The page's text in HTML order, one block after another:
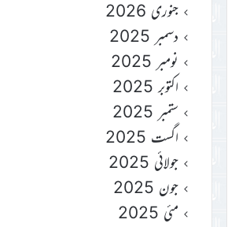
جنوری 2026
دسمبر 2025
نومبر 2025
اکتوبر 2025
ستمبر 2025
اگست 2025
جولائی 2025
جون 2025
مئی 2025